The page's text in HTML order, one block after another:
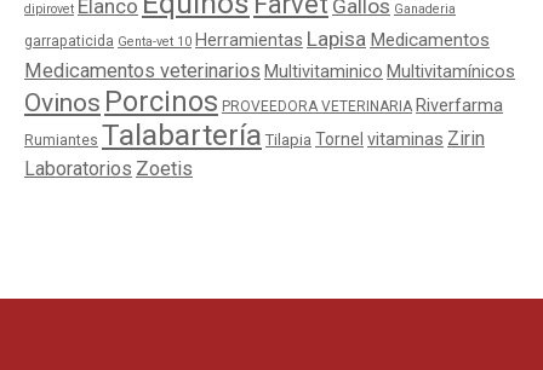
dipirovet Elanco Gallos Ganaderia
garrapaticida Genta-vet 10 Herramientas Lapisa Medicamentos
Medicamentos veterinarios Multivitaminico Multivitamínicos
Ovinos Porcinos PROVEEDORA VETERINARIA Riverfarma
Rumiantes Talabartería Tilapia Tornel vitaminas Zirin
Laboratorios Zoetis